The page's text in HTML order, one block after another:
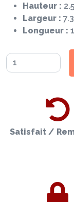
Hauteur :
Largeur :
Longueur :
Satisfait /